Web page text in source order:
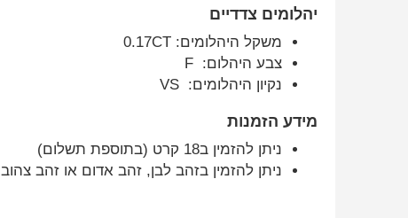
יהלומים צדדיים
משקל היהלומים: 0.17CT
צבע היהלום: F
נקיון היהלומים: VS
מידע הזמנות
ניתן להזמין ב18 קרט (בתוספת תשלום)
ניתן להזמין בזהב לבן, זהב אדום או זהב צהוב